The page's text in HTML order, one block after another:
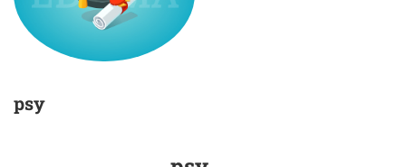
psy